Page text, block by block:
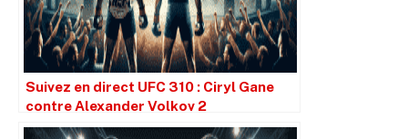
Suivez en direct UFC 310 : Ciryl Gane
contre Alexander Volkov 2